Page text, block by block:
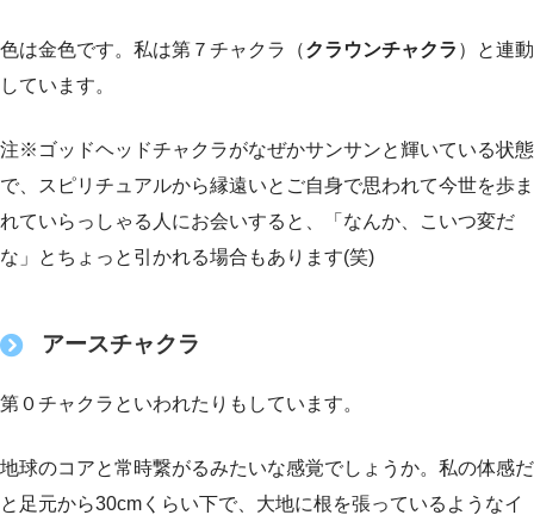
色は金色です。私は第７チャクラ（クラウンチャクラ ）と連動
しています。
注※ゴッドヘッドチャクラがなぜかサンサンと輝いている状態
で、スピリチュアルから縁遠いとご自身で思われて今世を歩ま
れていらっしゃる人にお会いすると、「なんか、こいつ変だ
な」とちょっと引かれる場合もあります(笑)
アースチャクラ
第０チャクラといわれたりもしています。
地球のコアと常時繋がるみたいな感覚でしょうか。私の体感だ
と足元から30cmくらい下で、大地に根を張っているようなイ